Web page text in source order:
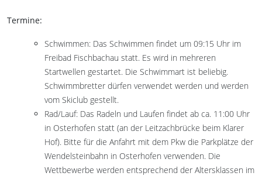
Termine:
Schwimmen: Das Schwimmen findet um 09:15 Uhr im
Freibad Fischbachau statt. Es wird in mehreren
Startwellen gestartet. Die Schwimmart ist beliebig.
Schwimmbretter dürfen verwendet werden und werden
vom Skiclub gestellt.
Rad/Lauf: Das Radeln und Laufen findet ab ca. 11:00 Uhr
in Osterhofen statt (an der Leitzachbrücke beim Klarer
Hof). Bitte für die Anfahrt mit dem Pkw die Parkplätze der
Wendelsteinbahn in Osterhofen verwenden. Die
Wettbewerbe werden entsprechend der Altersklassen im